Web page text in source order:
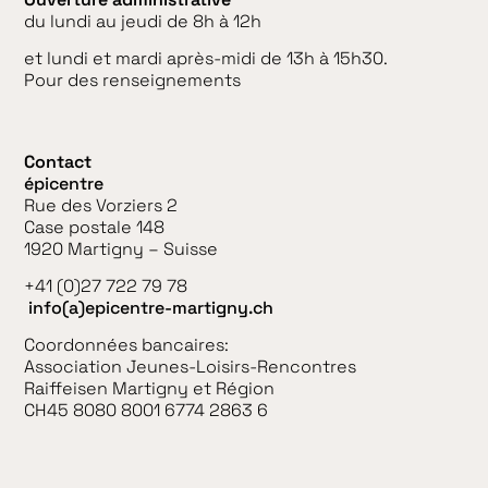
du lundi au jeudi de 8h à 12h
et lundi et mardi après-midi de 13h à 15h30.
Pour des renseignements
Contact
épicentre
Rue des Vorziers 2
Case postale 148
1920 Martigny – Suisse
+41 (0)27 722 79 78
info(a)epicentre-martigny.ch
Coordonnées bancaires:
Association Jeunes-Loisirs-Rencontres
Raiffeisen Martigny et Région
CH45 8080 8001 6774 2863 6